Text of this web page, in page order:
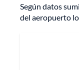
Según datos
del aeropuerto